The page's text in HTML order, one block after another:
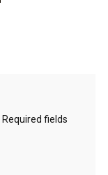
Required fields